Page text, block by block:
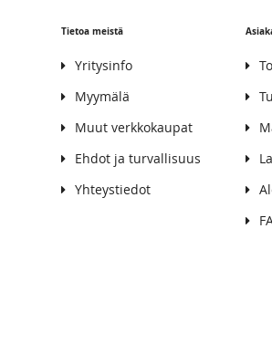
Tietoa meistä
Yritysinfo
Myymälä
Muut verkkokaupat
Ehdot ja turvallisuus
Yhteystiedot